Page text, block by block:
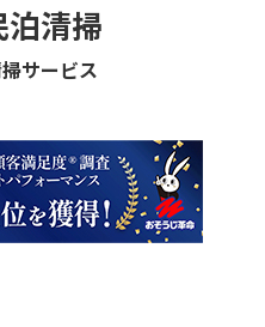
清掃
サービス